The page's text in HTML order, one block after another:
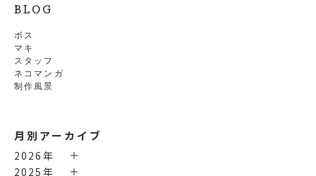
BLOG
ボス
マキ
スタッフ
ネコマンガ
制作風景
月別アーカイブ
2026年
2025年